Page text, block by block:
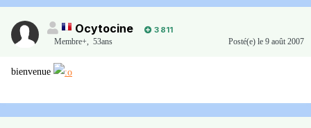
Ocytocine
3 811
Membre+, 53ans Posté(e) le 9 août 2007
bienvenue